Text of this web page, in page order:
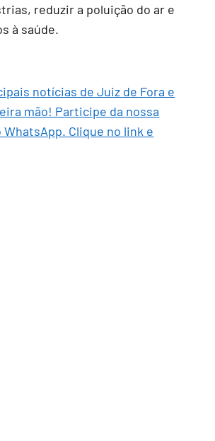
reduzir a poluição do ar e
à saúde.
notícias de Juiz de Fora e
mão! Participe da nossa
WhatsApp. Clique no link e